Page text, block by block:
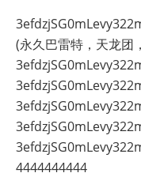
(永久巴雷特，天龙团
4444444444